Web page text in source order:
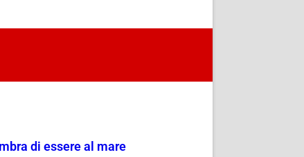
di essere al mare